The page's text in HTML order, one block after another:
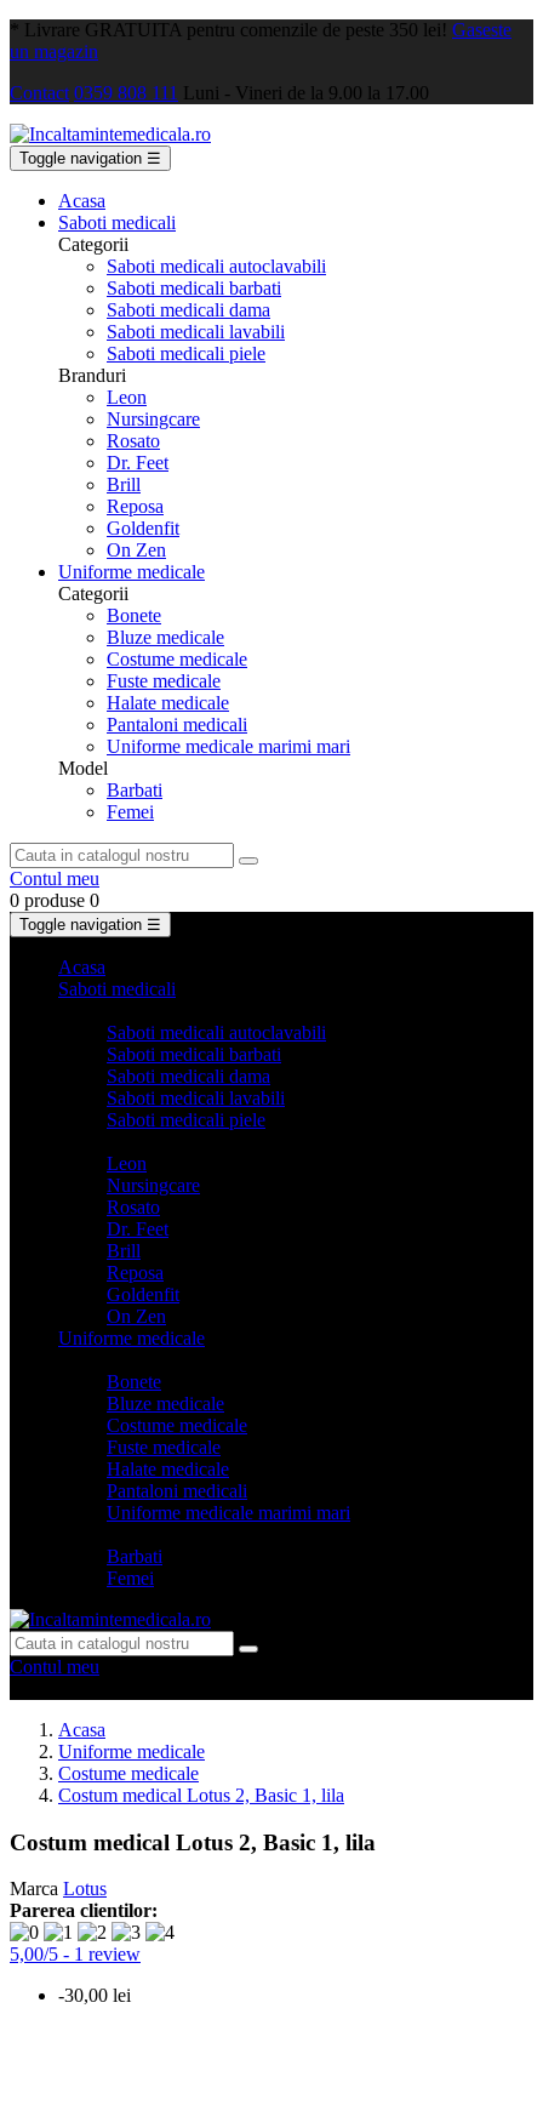
* Livrare GRATUITA pentru comenzile de peste 350 lei! Gaseste
un magazin
Contact 0359 808 111 Luni - Vineri de la 9.00 la 17.00
Toggle navigation ☰
Acasa
Saboti medicali
Categorii
Saboti medicali autoclavabili
Saboti medicali barbati
Saboti medicali dama
Saboti medicali lavabili
Saboti medicali piele
Branduri
Leon
Nursingcare
Rosato
Dr. Feet
Brill
Reposa
Goldenfit
On Zen
Uniforme medicale
Categorii
Bonete
Bluze medicale
Costume medicale
Fuste medicale
Halate medicale
Pantaloni medicali
Uniforme medicale marimi mari
Model
Barbati
Femei
Contul meu
0 produse 0
Toggle navigation ☰
Acasa
Saboti medicali
Saboti medicali autoclavabili
Saboti medicali barbati
Saboti medicali dama
Saboti medicali lavabili
Saboti medicali piele
Leon
Nursingcare
Rosato
Dr. Feet
Brill
Reposa
Goldenfit
On Zen
Uniforme medicale
Bonete
Bluze medicale
Costume medicale
Fuste medicale
Halate medicale
Pantaloni medicali
Uniforme medicale marimi mari
Barbati
Femei
Contul meu
Acasa
Uniforme medicale
Costume medicale
Costum medical Lotus 2, Basic 1, lila
Costum medical Lotus 2, Basic 1, lila
Marca Lotus
Parerea clientilor:
5,00/5 - 1 review
-30,00 lei